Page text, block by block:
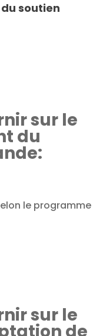
soutien
sur le
du
le programme
sur le